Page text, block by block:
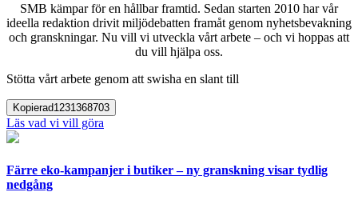
SMB kämpar för en hållbar framtid. Sedan starten 2010 har vår
ideella redaktion drivit miljödebatten framåt genom nyhetsbevakning
och granskningar. Nu vill vi utveckla vårt arbete – och vi hoppas att
du vill hjälpa oss.
Stötta vårt arbete genom att swisha en slant till
Kopierad1231368703
Läs vad vi vill göra
Färre eko-kampanjer i butiker – ny granskning visar tydlig
nedgång